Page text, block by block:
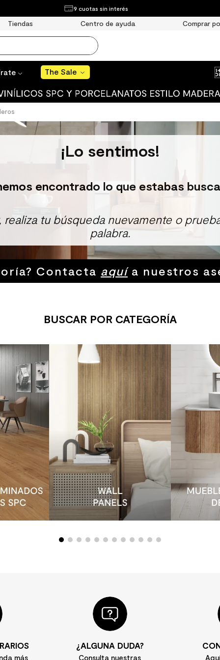
9 cuotas sin interés
Tiendas Centro de ayuda Comprar
The Sale
Sale
¿Qué estás buscando?
BUSCADOS
¡Lo sentimos!
encontrado lo que estabas
realiza tu búsqueda nuevamente o
palabra.
Contacta aquía nuestros
BUSCAR POR CATEGORÍA
más
¿ALGUNA DUDA?
Consulta nuestras